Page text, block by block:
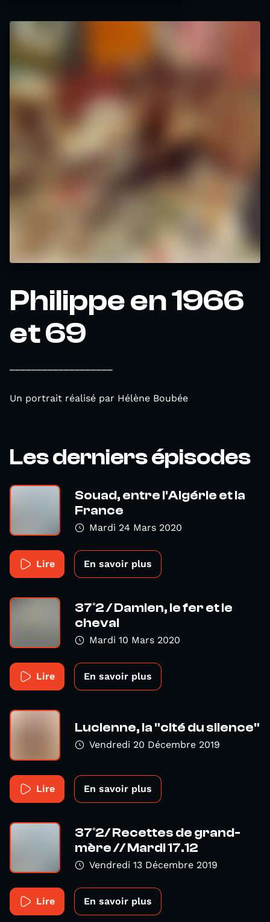
Philippe en 1966
et 69
Un portrait réalisé par Hélène Boubée
Les derniers épisodes
Souad, entre l'Algérie et la
France
Mardi 24 Mars 2020
Lire En savoir plus
37°2 / Damien, le fer et le
cheval
Mardi 10 Mars 2020
Lire En savoir plus
Lucienne, la "cité du silence"
Vendredi 20 Décembre 2019
Lire En savoir plus
37°2/ Recettes de grand-
mère // Mardi 17.12
Vendredi 13 Décembre 2019
Lire En savoir plus